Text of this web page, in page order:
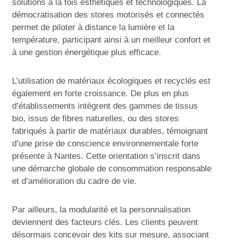
solutions à la fois esthétiques et technologiques. La
démocratisation des stores motorisés et connectés
permet de piloter à distance la lumière et la
température, participant ainsi à un meilleur confort et
à une gestion énergétique plus efficace.
L’utilisation de matériaux écologiques et recyclés est
également en forte croissance. De plus en plus
d’établissements intègrent des gammes de tissus
bio, issus de fibres naturelles, ou des stores
fabriqués à partir de matériaux durables, témoignant
d’une prise de conscience environnementale forte
présente à Nantes. Cette orientation s’inscrit dans
une démarche globale de consommation responsable
et d’amélioration du cadre de vie.
Par ailleurs, la modularité et la personnalisation
deviennent des facteurs clés. Les clients peuvent
désormais concevoir des kits sur mesure, associant